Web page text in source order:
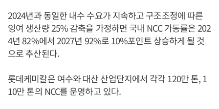
2024년과 동일한 내수 수요가 지속하고 구조조정에 따른
잉여 생산량 25% 감축을 가정하면 국내 NCC 가동률은 202
4년 82%에서 2027년 92%로 10%포인트 상승하게 될 것
으로 추산된다.
롯데케미칼은 여수와 대산 산업단지에서 각각 120만 톤, 1
10만 톤의 NCC를 운영하고 있다.